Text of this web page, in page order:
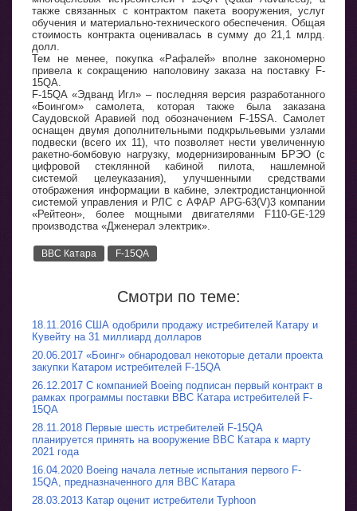
также связанных с контрактом пакета вооружения, услуг
обучения и материально-технического обеспечения. Общая
стоимость контракта оценивалась в сумму до 21,1 млрд.
долл.
Тем не менее, покупка «Рафалей» вполне закономерно
привела к сокращению наполовину заказа на поставку F-
15QA.
F-15QA «Эдванд Игл» – последняя версия разработанного
«Боингом» самолета, которая также была заказана
Саудовской Аравией под обозначением F-15SA. Самолет
оснащен двумя дополнительными подкрыльевыми узлами
подвески (всего их 11), что позволяет нести увеличенную
ракетно-бомбовую нагрузку, модернизированным БРЭО (с
цифровой стеклянной кабиной пилота, нашлемной
системой целеуказания), улучшенными средствами
отображения информации в кабине, электродистанционной
системой управления и РЛС с АФАР APG-63(V)3 компании
«Рейтеон», более мощными двигателями F110-GE-129
производства «Дженерал электрик».
ВВС Катара F-15QA
Смотри по теме:
18.11.2016 США одобрили продажу истребителей Катару и
Кувейту на 31 миллиард долларов
20.06.2017 «Боинг» обнародовал некоторые детали проекта
закупки Катаром истребителей F-15QA
26.12.2017 С компанией Boeing подписан первый контракт в
рамках программы поставки ВВС Катара истребителей F-
15QA
28.11.2018 Первые шесть истребителей F-15QA
планируется принять на вооружение ВВС Катара к марту
2021 года
16.04.2020 Boeing начала летные испытания первого F-
15QA, предназначенного для ВВС Катара
28.03.2013 Катар оценит истребители Typhoon